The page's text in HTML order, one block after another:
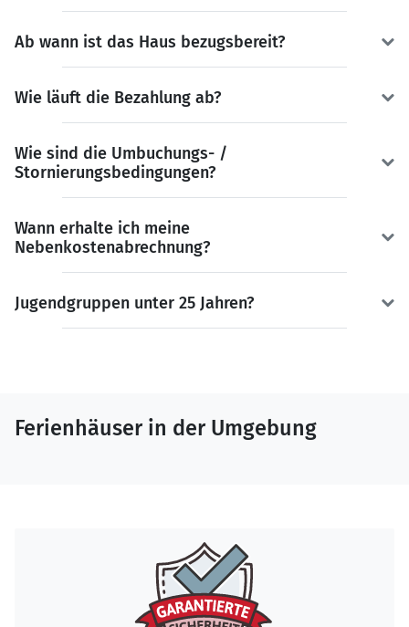
Ab wann ist das Haus bezugsbereit?
Wie läuft die Bezahlung ab?
Wie sind die Umbuchungs- /
Stornierungsbedingungen?
Wann erhalte ich meine
Nebenkostenabrechnung?
Jugendgruppen unter 25 Jahren?
Ferienhäuser in der Umgebung